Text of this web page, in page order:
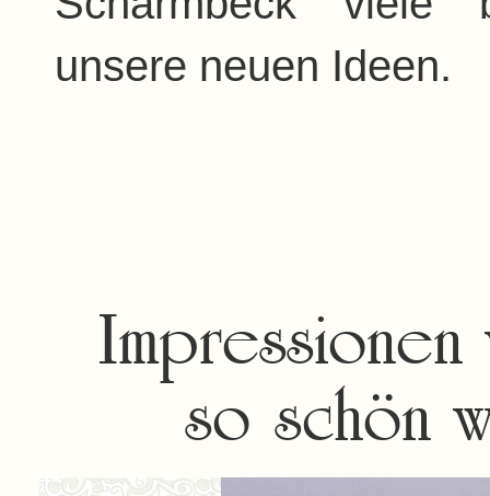
unsere neuen Ideen.
so schön